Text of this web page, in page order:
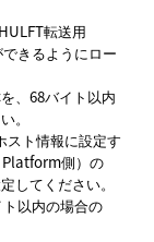
転送用
きるようにロー
、68バイト以内
。
ト情報に設定す
側）の
してください。
以内の場合の